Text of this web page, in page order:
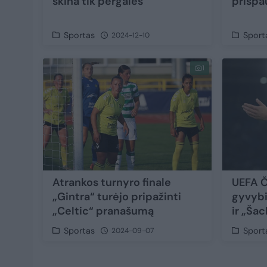
Sportas 2024-12-10
1
Atrankos turnyro finale
„Gintra“ turėjo pripažinti
„Celtic“ pranašumą
Sportas 2024-09-07
UEFA
ir